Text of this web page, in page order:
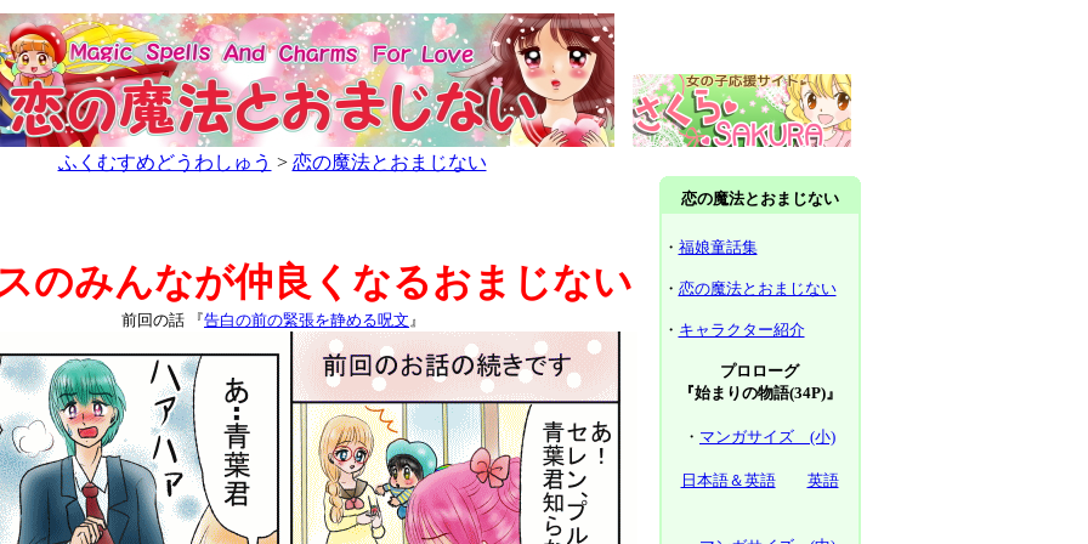
ふくむすめどうわしゅう > 恋の魔法とおまじない
のみんなが仲良くなるおまじない
前回の話 『告白の前の緊張を静める呪文』
恋の魔法とおまじない
・ 福娘童話集
・ 恋の魔法とおまじない
・ キャラクター紹介
プロローグ
『始まりの物語(34P)』
・ マンガサイズ (小)
日本語＆英語 英語